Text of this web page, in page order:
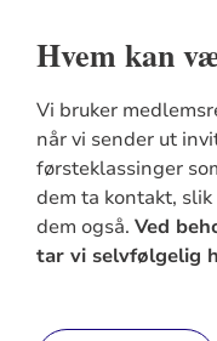
Hvem kan
Vi bruker
når vi sender ut
førsteklassinger
dem ta kontakt,
dem også. Ved
tar vi selvfølgelig